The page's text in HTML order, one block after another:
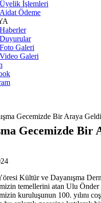
Üyelik İşlemleri
Aidat Ödeme
Haberler
Duyurular
Foto Galeri
Video Galeri
Gecemizde Bir Araya
Gecemizde Bir
Kültür ve Dayanışma
temellerini atan Ulu
kuruluşunun 100. yılını